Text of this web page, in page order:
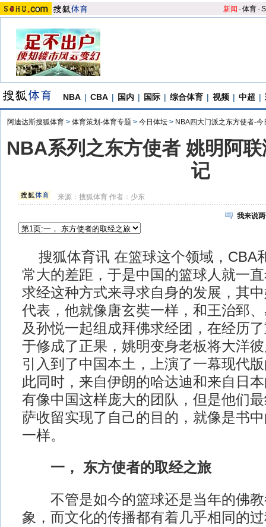
新闻 -体育-S
NBA | CBA | 国内 | 国际 | 综合体育 | 视频 | 中超 |
阿迪达斯搜狐体育 > 体育策划-体育专题 > 今日体坛 > NBA四大门派之东方使者-今
NBA系列之东方使者 姚明阿
记
来源：搜狐体育 作者：少东
我来说
搜狐体育讯 在篮球这个领域，CBA
常大的差距，于是中国的篮球人就一
求经这种方式来寻求自身的发展，其
代表，他就像唐玄奘一样，和王治郅
及孙悦一起组成拜佛求经团，在经历
于修成了正果，姚明变身老板将大洋
引入到了中国本土，上演了一幕现代
此同时，来自伊朗的哈达迪和来自日
有像中国这样庞大的团队，但是他们
萨收留实现了自己的目的，就像是书
一样。
一， 东方使者的取经之旅
不管是如今的篮球还是当年的佛教
象，而文化的传播都有着几乎相同的